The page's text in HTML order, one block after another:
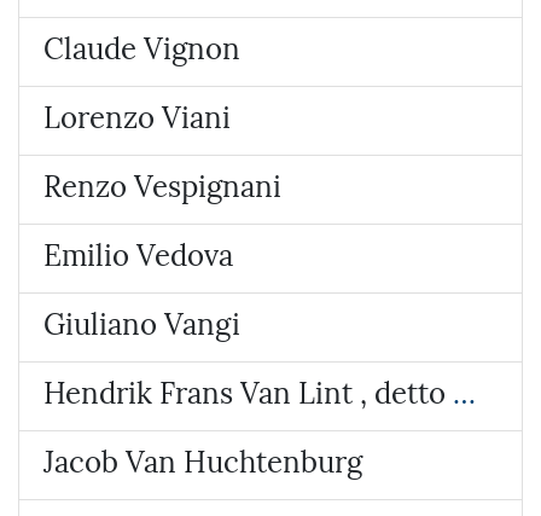
Claude Vignon
Lorenzo Viani
Renzo Vespignani
Emilio Vedova
Giuliano Vangi
Hendrik Frans Van Lint , detto lo Studio
Jacob Van Huchtenburg